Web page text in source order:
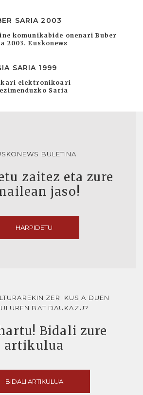
SARIA 2003
komunikabide onenari Buber
2003. Euskonews
SARIA 1999
elektronikoari
Saria
BULETINA
zaitez eta zure
jaso!
HARPIDETU
ZER IKUSIA DUEN
BAT DAUKAZU?
Bidali zure
artikulua
BIDALI ARTIKULUA